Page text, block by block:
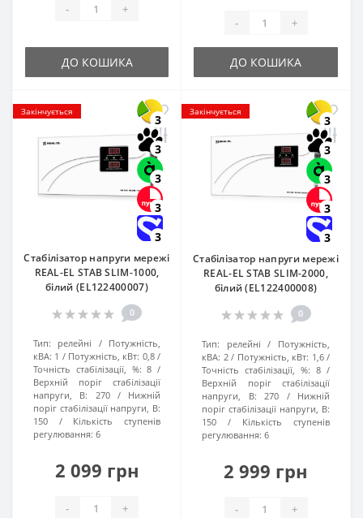
- +
ДО КОШИКА
- +
ДО КОШИКА
Закінчується
3
3
3
3
3
Стабілізатор напруги мережі
REAL-EL STAB SLIM-1000,
білий (EL122400007)
0
Тип: релейні
Потужність,
кВА: 1 Потужність, кВт: 0,8
Точність стабілізації, %: 8
Верхній поріг стабілізації
напруги, В:
270
Нижній
поріг стабілізації напруги, В:
150
Кількість ступенів
регулювання: 6
2 099 грн
- +
Закінчується
3
3
3
3
3
Стабілізатор напруги мережі
REAL-EL STAB SLIM-2000,
білий (EL122400008)
0
Тип: релейні
Потужність,
кВА: 2 Потужність, кВт: 1,6
Точність стабілізації, %: 8
Верхній поріг стабілізації
напруги, В:
270
Нижній
поріг стабілізації напруги, В:
150
Кількість ступенів
регулювання: 6
2 999 грн
- +